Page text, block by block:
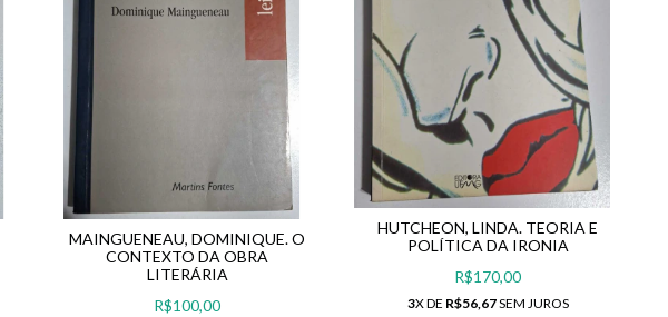
MAINGUENEAU, DOMINIQUE. O
CONTEXTO DA OBRA
LITERÁRIA
R$100,00
HUTCHEON, LINDA. TEORIA E
POLÍTICA DA IRONIA
R$170,00
3X DE R$56,67SEM JUROS